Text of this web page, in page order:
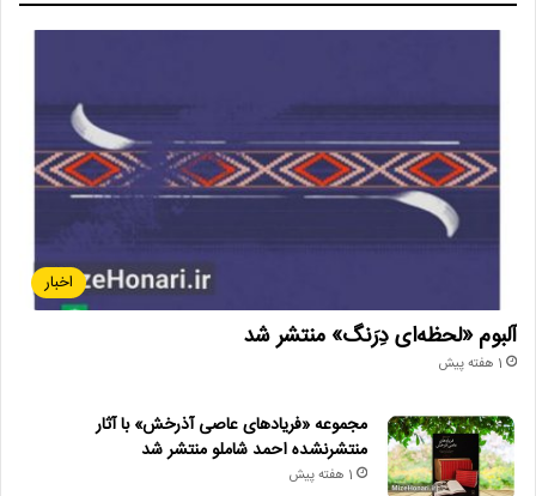
اخبار
آلبوم «لحظه‌ای دِرَنگ» منتشر شد
1 هفته پیش
مجموعه «فریادهای عاصی آذرخش» با آثار
منتشرنشده احمد شاملو منتشر شد
1 هفته پیش